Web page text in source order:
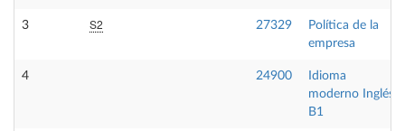
3 S2 27329
Política de la
empresa
4 24900
Idioma
moderno Inglés
B1